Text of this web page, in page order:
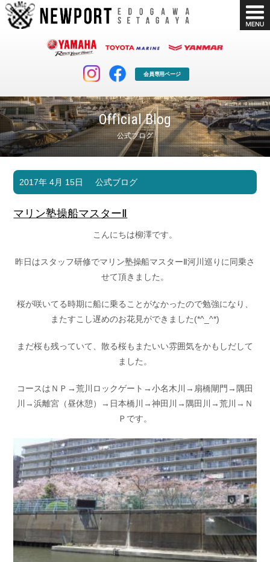
会員専用ページ
Official Blog
公式ブログ
マリンクラブ
マリンライフを堪能したい！
ボート販売
ボート免許
長年の実績と信頼！
Shop Info. Blog
採用情報 リンク集
2017年 4月 15日 公式ブログ
マリン塾操船マスターⅡ
こんにちは柳澤です。
昨日はスタッフ研修でマリン塾操船マスターⅡ河川巡りに同乗さ
せて頂きました。
桜が咲いてる時期に船に乗ることがなかったので勉強になり、
またすこし遅めのお花見ができました(*^_^*)
まだ桜も残っていて、散る桜もまたいい雰囲気をかもしだして
ました。
コースはＮＰ→荒川ロックゲート→小名木川→扇橋閘門→隅田
川→浜離宮（昼休憩）→日本橋川→神田川→隅田川→荒川→Ｎ
Ｐです。